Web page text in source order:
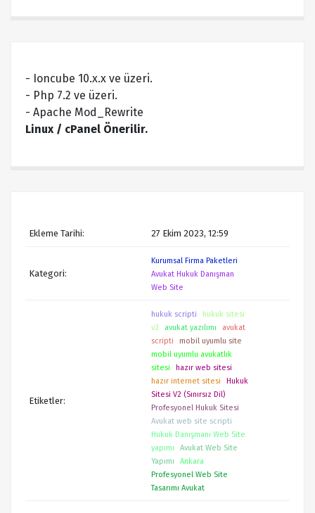
- Ioncube 10.x.x ve üzeri.
- Php 7.2 ve üzeri.
- Apache Mod_Rewrite
Linux / cPanel Önerilir.
Ekleme Tarihi: 27 Ekim 2023, 12:59
Kategori:
Kurumsal Firma Paketleri
Avukat Hukuk Danışman
Web Site
Etiketler:
hukuk scripti
hukuk sitesi
v2
avukat yazılımı
avukat
scripti
mobil uyumlu site
mobil uyumlu avukatlık
sitesi
hazır web sitesi
hazır internet sitesi
Hukuk
Sitesi V2 (Sınırsız Dil)
Profesyonel Hukuk Sitesi
Avukat web site scripti
Hukuk Danışmanı Web Site
yapımı
Avukat Web Site
Yapımı
Ankara
Profesyonel Web Site
Tasarımı Avukat